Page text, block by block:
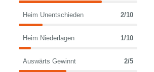
Heim Unentschieden 2/10
Heim Niederlagen 1/10
Auswärts Gewinnt 2/5